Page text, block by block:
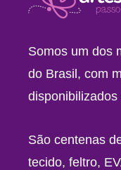
Somos um dos
do Brasil, com
São centenas
tecido, feltro,